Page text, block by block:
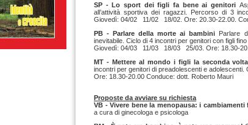
SP - Lo sport dei figli fa bene ai genitori
all’attività sportiva dei ragazzi. Percorso di 3
Giovedì: 04/02 11/02 18/02. Ore: 20.30-22.00.
PB - Parlare della morte ai bambini Parlare
inevitabile. Ciclo di 4 incontri per genitori con figli fino
Giovedì: 04/03 11/03 18/03 25/03. Ore: 18.30-
MT - Mettere al mondo i figli la seconda
incontri per genitori di preadolescenti e
Ore: 18.30-20.00 Conduce: dott. Roberto Mauri
Proposte da avviare su richiesta
VB - Vivere bene la menopausa: i
a cura di ginecologa e psicologa